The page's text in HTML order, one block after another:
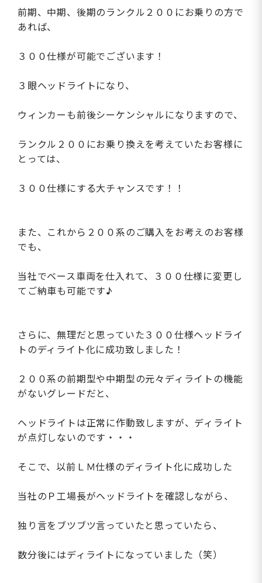
前期、中期、後期のランクル２００にお乗りの方で
あれば、
３００仕様が可能でございます！
３眼ヘッドライトになり、
ウィンカーも前後シーケンシャルになりますので、
ランクル２００にお乗り換えを考えていたお客様に
とっては、
３００仕様にする大チャンスです！！
また、これから２００系のご購入をお考えのお客様
でも、
当社でベース車両を仕入れて、３００仕様に変更し
てご納車も可能です♪
さらに、無理だと思っていた３００仕様ヘッドライ
トのディライト化に成功致しました！
２００系の前期型や中期型の元々ディライトの機能
がないグレードだと、
ヘッドライトは正常に作動致しますが、ディライト
が点灯しないのです・・・
そこで、以前ＬＭ仕様のディライト化に成功した
当社のＰ工場長がヘッドライトを確認しながら、
独り言をブツブツ言っていたと思っていたら、
数分後にはディライトになっていました（笑）